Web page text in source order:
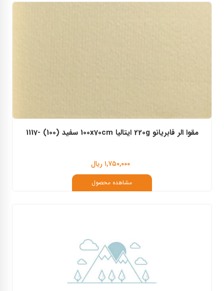
مقوا الر فابریانو 220g ایتالیا 100x70cm سفید (100) -1117
۱,۷۵۰,۰۰۰ ریال
مشاهده محصول